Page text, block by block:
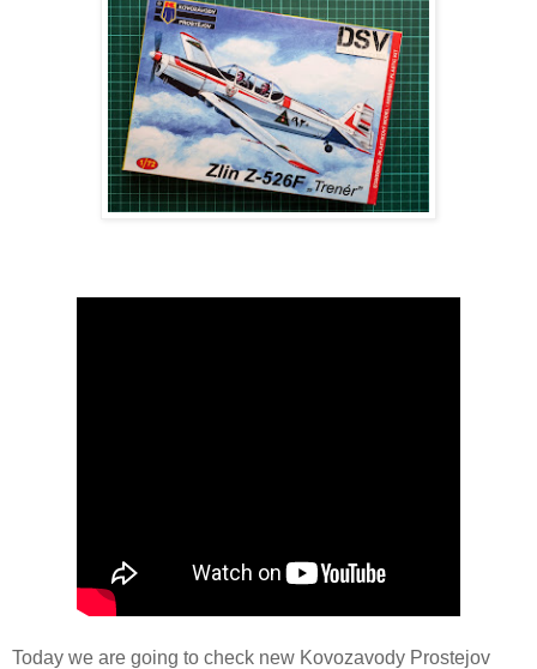
Today we are going to check new Kovozavody Prostejov